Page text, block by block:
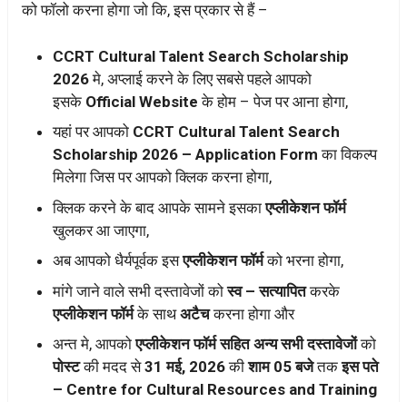
को फॉलो करना होगा जो कि, इस प्रकार से हैं –
CCRT Cultural Talent Search Scholarship
2026मे, अप्लाई करने के लिए सबसे पहले आपको
इसके Official Website के होम – पेज पर आना होगा,
यहां पर आपको CCRT Cultural Talent Search
Scholarship 2026 – Application Form का विकल्प
मिलेगा जिस पर आपको क्लिक करना होगा,
क्लिक करने के बाद आपके सामने इसकाएप्लीकेशन फॉर्म
खुलकर आ जाएगा,
अब आपको धैर्यपूर्वक इसएप्लीकेशन फॉर्मको भरना होगा,
मांगे जाने वाले सभी दस्तावेजों कोस्व – सत्यापितकरके
एप्लीकेशन फॉर्मके साथअटैचकरना होगा और
अन्त मे, आपकोएप्लीकेशन फॉर्म सहित अन्य सभी दस्तावेजोंको
पोस्टकी मदद से31 मई, 2026कीशाम 05 बजेतकइस पते
– Centre for Cultural Resources and Training